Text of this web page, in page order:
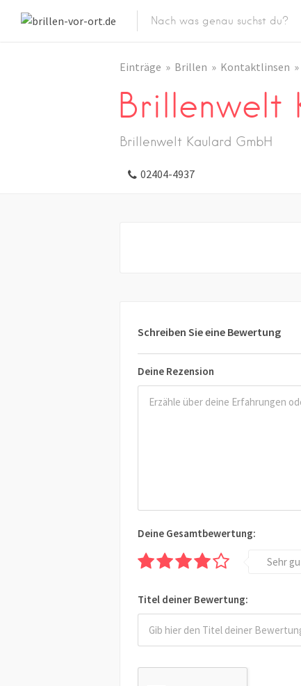
Einträge Brillen Kontaktlinsen
Brillenwelt
Brillenwelt Kaulard GmbH
02404-4937
Schreiben Sie eine Bewertung
Deine Rezension
Deine Gesamtbewertung:
Sehr
Titel deiner Bewertung: